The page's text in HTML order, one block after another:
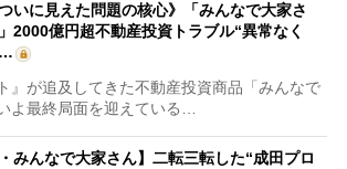
ついに見えた問題の核心》「みんなで大家さ
2000億円超不動産投資トラブル“異常なく
』が追及してきた不動産投資商品「みんなで
よ最終局面を迎えている…
みんなで大家さん】二転三転した“成田プロ